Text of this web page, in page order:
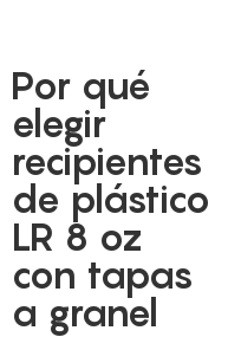
Por qué
elegir
recipientes
de plástico
LR 8 oz
con tapas
a granel